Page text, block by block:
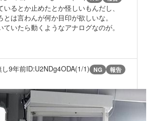
いるとか止めたとか怪しいもんだし、
とは言わんが何か目印が欲しいな。
ていたら動くようなアナログなのが。
9年前ID:U2NDg4ODA(1/1) NG 報告